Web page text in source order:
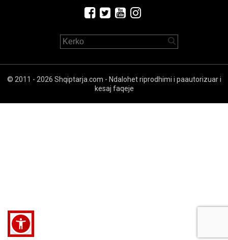
© 2011 - 2026 Shqiptarja.com - Ndalohet riprodhimi i paautorizuar i
kesaj faqeje